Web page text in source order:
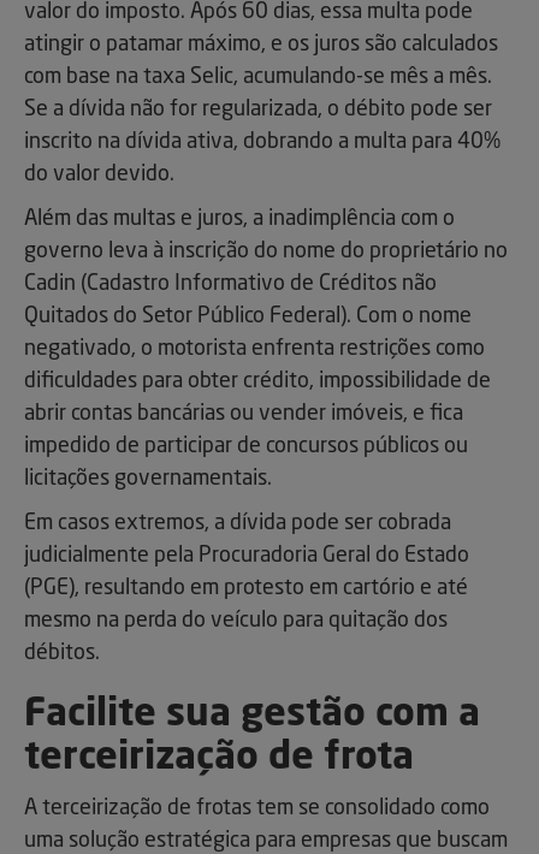
valor do imposto. Após 60 dias, essa multa pode
atingir o patamar máximo, e os juros são calculados
com base na taxa Selic, acumulando-se mês a mês.
Se a dívida não for regularizada, o débito pode ser
inscrito na dívida ativa, dobrando a multa para 40%
do valor devido.
Além das multas e juros, a inadimplência com o
governo leva à inscrição do nome do proprietário no
Cadin (Cadastro Informativo de Créditos não
Quitados do Setor Público Federal). Com o nome
negativado, o motorista enfrenta restrições como
dificuldades para obter crédito, impossibilidade de
abrir contas bancárias ou vender imóveis, e fica
impedido de participar de concursos públicos ou
licitações governamentais.
Em casos extremos, a dívida pode ser cobrada
judicialmente pela Procuradoria Geral do Estado
(PGE), resultando em protesto em cartório e até
mesmo na perda do veículo para quitação dos
débitos.
Facilite sua gestão com a
terceirização de frota
A terceirização de frotas tem se consolidado como
uma solução estratégica para empresas que buscam